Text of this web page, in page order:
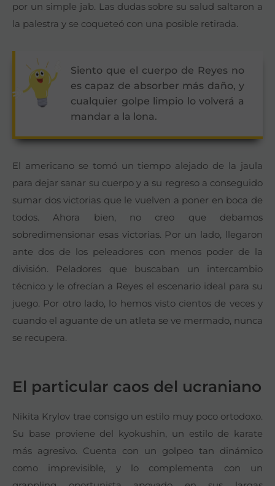
por un simple jab. Las dudas sobre su salud saltaron a
la palestra y se coqueteó con una posible retirada.
Siento que el cuerpo de Reyes no
es capaz de absorber más daño, y
cualquier golpe limpio lo volverá a
mandar a la lona.
El americano se tomó un tiempo alejado de la jaula
para dejar sanar su cuerpo y a su regreso a conseguido
sumar dos victorias que le vuelven a poner en boca de
todos. Ahora bien, no creo que debamos
sobredimensionar esas victorias. Por un lado, llegaron
ante dos de los peleadores con menos poder de la
división. Peladores que buscaban un intercambio
técnico y le ofrecían a Reyes el escenario ideal para su
juego. Por otro lado, lo hemos visto cientos de veces y
cuando el aguante de un atleta se ve mermado, nunca
se recupera.
El particular caos del ucraniano
Nikita Krylov trae consigo un estilo muy poco ortodoxo.
Su base proviene del kyokushin, un estilo de karate
más agresivo. Cuenta con un golpeo tan dinámico
como imprevisible, y lo complementa con un